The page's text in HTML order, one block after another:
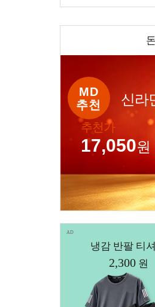
MD
추천
신라
추천가
17,050원
AD
냉감 반팔 티
2,300원